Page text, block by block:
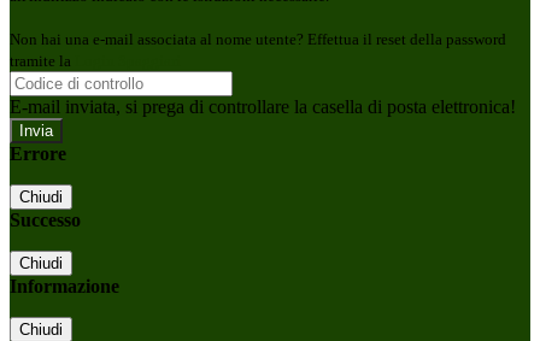
Non hai una e-mail associata al nome utente? Effettua il reset della password
tramite la
E-mail inviata, si prega di controllare la casella di posta elettronica!
Errore
Chiudi
Successo
Chiudi
Informazione
Chiudi